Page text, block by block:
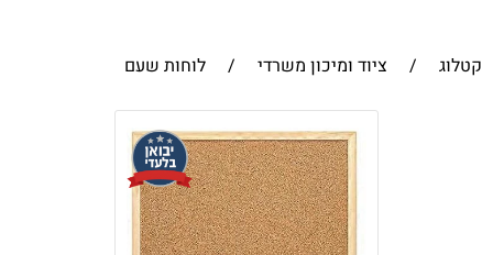
קטלוג / ציוד ומיכון משרדי / לוחות שעם